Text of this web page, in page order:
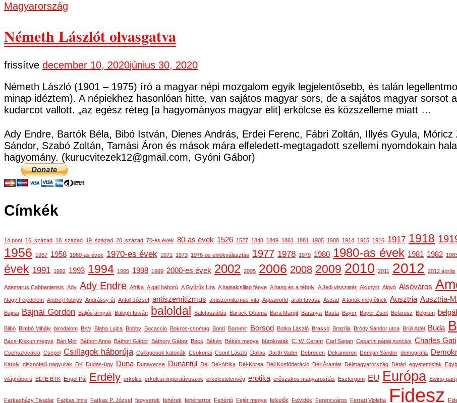
Magyarország
Németh Lászlót olvasgatva
frissítve december 10, 2020június 30, 2020
Németh László (1901 – 1975) író a magyar népi mozgalom egyik legjelentősebb, és talán
minap idéztem). A népiekhez hasonlóan hitte, van sajátos magyar sors, de a sajátos magyar sorsot
kudarcot vallott. „az egész réteg [a hagyományos magyar elit] erkölcse és közszelleme miatt …
Ady Endre, Bartók Béla, Bibó István, Dienes András, Erdei Ferenc, Fábri Zoltán, Illyés Gyula,
Sándor, Szabó Zoltán, Tamási Áron és mások mára elfeledett-megtagadott szellemi nyomdokain
hagyomány. (kurucvitezek12@gmail.com, Gyóni Gábor)
Címkék
14 pont 16. század 18. század 19. század 20. század 70-es évek 80-as évek 1526 1527 1848 1849 1861 1881 1905 1908 1914 1915 1916 1917 1918
1956 1957 1958 1960-as évek 1970-es évek 1971 1973 1976-os elnökválasztás 1977 1978 1979 1980 1980-as évek 1981 1982
évek 1991 1992 1993 1994 1995 1998 1999 2000-es évek 2002 2005 2006 2008 2009 2010 2011 2012 2012 április
Ademarus Cabbaniensis Ady Ady Endre Afrika A gall háború A Gyűrűk Ura A hajnalcsillag fénye A hang és a téboly A Jedi visszatér Akunyin Algyő Alsóváros
Nagy Fejedelem Andrej Rubljov Andrássy út Antall József antiszemitizmus antiszemitizmus-vita Aquaworld arab tavasz Aszad A tanúk még élnek Ausztria Ausztria-
Bajnai Bajnai Gordon Baljós árnyak Balogh István baloldal Balotaszállás Barack Obama Bara Margit Baranya Basta Bayer Bayer Zsolt Belarusz Belgium
Bilbó Bimbó Mihály birodalom BKV Blaha Lujza Bobby Bocaccio Bokros-csomag Bond Boromir Borsod Botka László Brassó Brazília Bródy Sándor utca Brüll Adél Buda
Bács-Kiskun megye Bán Mór Báthori Anna Báthori Gábor Báthory Gábor Bécs Békés Békés megye bürokraták C. W. Ceram Carl Sagan Cesarini pápai nuncius Charles Gati
Csehszlovákia Csepel Csillagok háborúja Csillagosok katonák Csokonai Csont László Dallas Darth Vader Debrecen Dekameron Demján Sándor demográfia
Károly disznófejű nagyurak DK Dudás-ügy Duna Dunavecse Dunántúl Dél Dél-Afrika Dél-Korea Déli Konföderáció Déli Áramlat Délmagyarország Détári egyetemisták
világháború ELTE BTK Engel Pál Erdély erkölcs erkölcsi imperatívuszok erkölcstelenség erotika erőszakos magyarosítás Esztergom EU Európa Ewing-
Farkasházy Tivadar Farkas Imre Farkas P. József fegyverek fehérek fehérterror Fehértó Fejér megye felkelők Felvidék Ferencváros Ferrari Violetta Fidesz